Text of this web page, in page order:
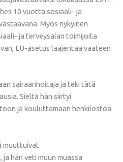
10 vuotta sosiaali- ja
Myös nykyinen
ja terveysalan toimijoita
EU-asetus laajentaa vaateen
sairaanhoitaja ja teki tätä
Sieltä hän siirtyi
ja kouluttamaan henkilöstöä
muuttuivat
hän veti muun muassa